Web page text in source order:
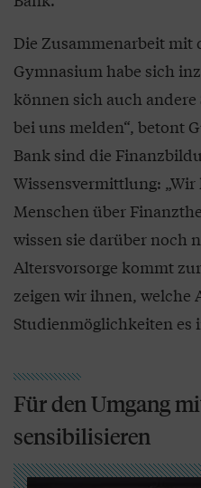
Die Zusammenarbeit mit
Gymnasium habe sich
können sich auch
bei uns melden“, betont
Bank sind die
Wissensvermittlung:
Menschen über
wissen sie darüber noch
Altersvorsorge kommt
zeigen wir ihnen, welche
Studienmöglichkeiten es
Für den Umgang
sensibilisieren